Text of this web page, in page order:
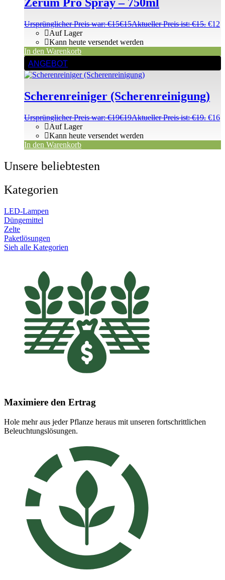
Ursprünglicher Preis war: €15€15Aktueller Preis ist: €15. €12
Auf Lager
Kann heute versendet werden
In den Warenkorb
ANGEBOT
Scherenreiniger (Scherenreinigung)
Ursprünglicher Preis war: €19€19Aktueller Preis ist: €19. €16
Auf Lager
Kann heute versendet werden
In den Warenkorb
Unsere beliebtesten
Kategorien
LED-Lampen
Düngemittel
Zelte
Paketlösungen
Sieh alle Kategorien
Maximiere den Ertrag
Hole mehr aus jeder Pflanze heraus mit unseren fortschrittlichen
Beleuchtungslösungen.